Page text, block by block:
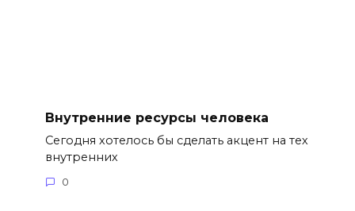
Внутренние ресурсы человека
Сегодня хотелось бы сделать акцент на тех
внутренних
0